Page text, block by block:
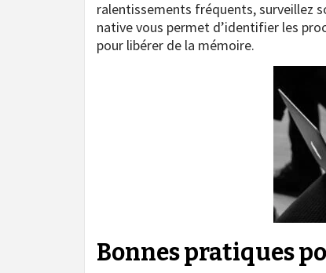
ralentissements fréquents, surveillez
native vous permet d’identifier les
pour libérer de la mémoire.
Bonnes pratiques